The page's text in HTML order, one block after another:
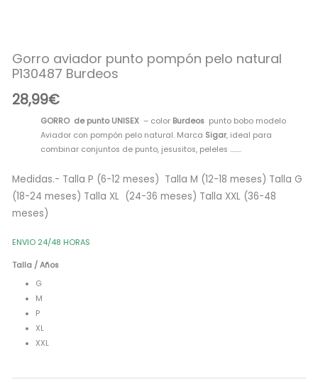
Gorro aviador punto pompón pelo natural
P130487 Burdeos
28,99€
GORRO de punto UNISEX – color Burdeospunto bobo modelo
Aviador con pompón pelo natural. Marca Sigar, ideal para
combinar conjuntos de punto, jesusitos, peleles ……..
Medidas.- Talla P (6-12 meses) Talla M (12-18 meses) Talla G
(18-24 meses) Talla XL (24-36 meses) Talla XXL (36-48
meses)
ENVIO 24/48 HORAS
Talla / Años
G
M
P
XL
XXL
punto
pompón
natural
Burdeos
cantidad